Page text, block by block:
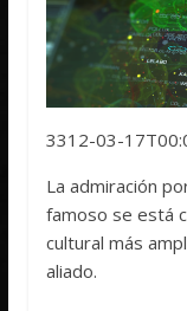
3312-03-
La admiración
famoso se está
cultural más
aliado.